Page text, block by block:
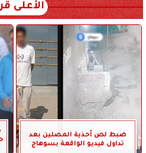
الأعلى
ضبط لص أحذية المصلين بعد
تداول فيديو الواقعة بسوهاج